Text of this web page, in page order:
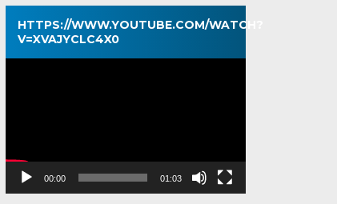
HTTPS://WWW.YOUTUBE.COM/WATCH?
V=XVAJYCLC4X0
Pemutar
00:00 01:03